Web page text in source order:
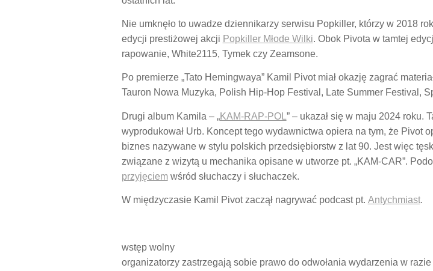
Nie umknęło to uwadze dziennikarzy serwisu Popkiller, którzy w 2018
edycji prestiżowej akcji Popkiller Młode Wilki. Obok Pivota w tamtej
rapowanie, White2115, Tymek czy Zeamsone.
Po premierze „Tato Hemingwaya” Kamil Pivot miał okazję zagrać
Tauron Nowa Muzyka, Polish Hip-Hop Festival, Late Summer Festival,
Drugi album Kamila – „KAM-RAP-POL ” – ukazał się w maju 2024 roku.
wyprodukował Urb. Koncept tego wydawnictwa opiera na tym, że Pivot
biznes nazywane w stylu polskich przedsiębiorstw z lat 90. Jest więc
związane z wizytą u mechanika opisane w utworze pt. „KAM-CAR”.
przyjęciemwśród słuchaczy i słuchaczek.
W międzyczasie Kamil Pivot zaczął nagrywać podcast pt. Antychmiast.
wstęp wolny
organizatorzy zastrzegają sobie prawo do odwołania wydarzenia w